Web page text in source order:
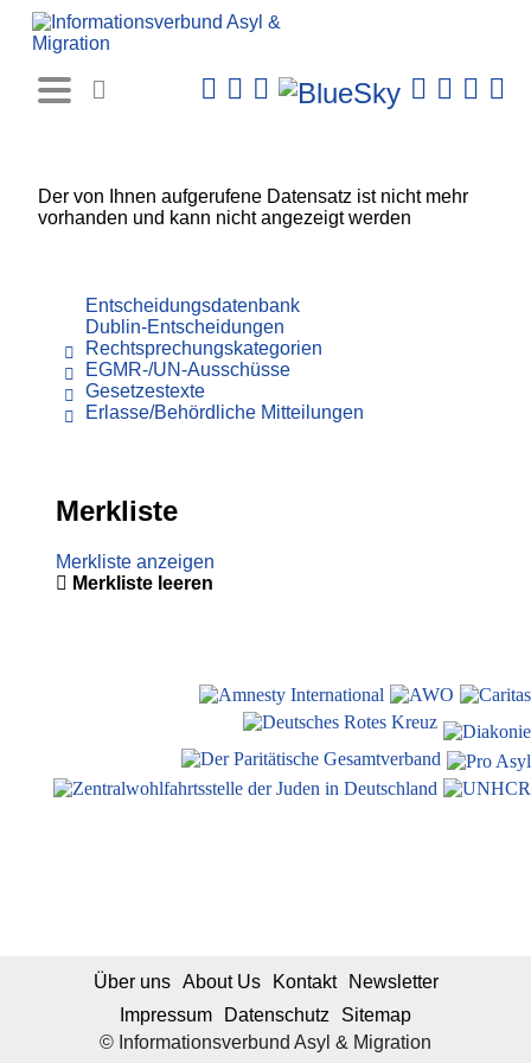
Der von Ihnen aufgerufene Datensatz ist nicht mehr
vorhanden und kann nicht angezeigt werden
Entscheidungsdatenbank
Dublin-Entscheidungen
Rechtsprechungskategorien
EGMR-/UN-Ausschüsse
Gesetzestexte
Erlasse/Behördliche Mitteilungen
Merkliste
Merkliste anzeigen
Merkliste leeren
© Informationsverbund Asyl & Migration
Über uns About Us Kontakt
Newsletter
Impressum
Datenschutz Sitemap